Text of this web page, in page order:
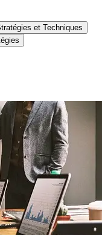
et Techniques